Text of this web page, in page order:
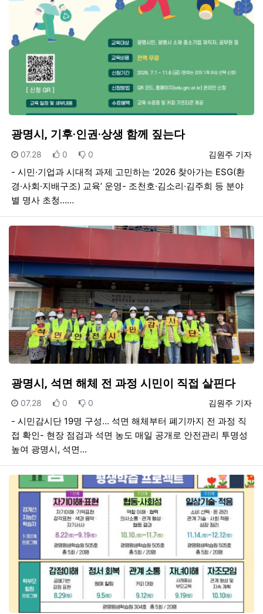
광명시, 기후·인권·상생 함께 짚는다
등록자
김원주 기자
등록일
07.28 추천
0 비추천
0
- 시민·기업과 시대적 과제 고민하는 ‘2026 찾아가는 ESG(환
경·사회·지배구조) 교육’ 운영- 조천호·김소리·김주희 등 분야
별 명사 초청……
광명시, 석면 해체 전 과정 시민이 직접 살핀다
등록자
김원주 기자
등록일
07.28 추천
0 비추천
0
- 시민감시단 19명 구성… 석면 해체부터 폐기까지 전 과정 직
접 확인- 현장 점검과 석면 농도 매일 공개로 안전관리 투명성
높여 광명시, 석면…